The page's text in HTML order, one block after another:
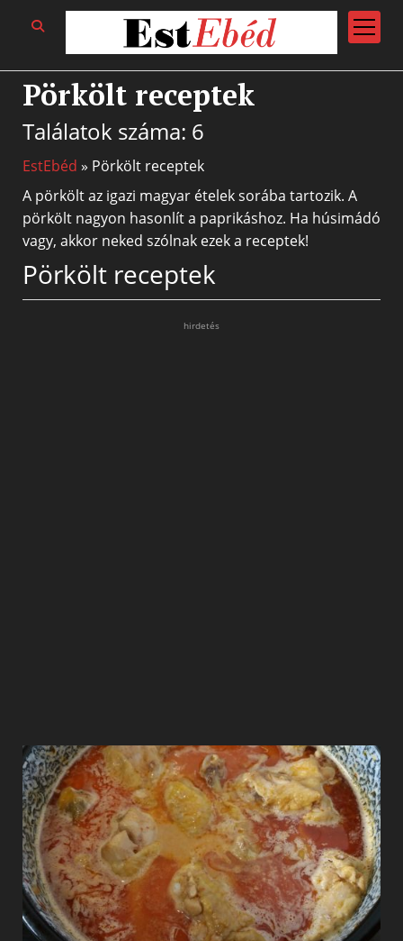
open
menu
Pörkölt receptek
Találatok száma: 6
EstEbéd » Pörkölt receptek
A pörkölt az igazi magyar ételek sorába tartozik. A
pörkölt nagyon hasonlít a paprikáshoz. Ha húsimádó
vagy, akkor neked szólnak ezek a receptek!
Pörkölt receptek
hirdetés